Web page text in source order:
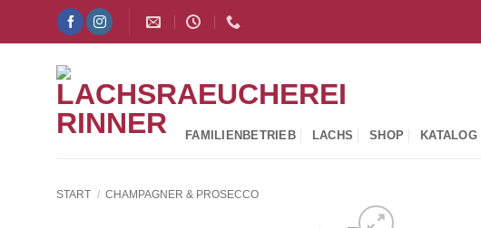
FAMILIENBETRIEB LACHS SHOP KATALOG
START / CHAMPAGNER & PROSECCO